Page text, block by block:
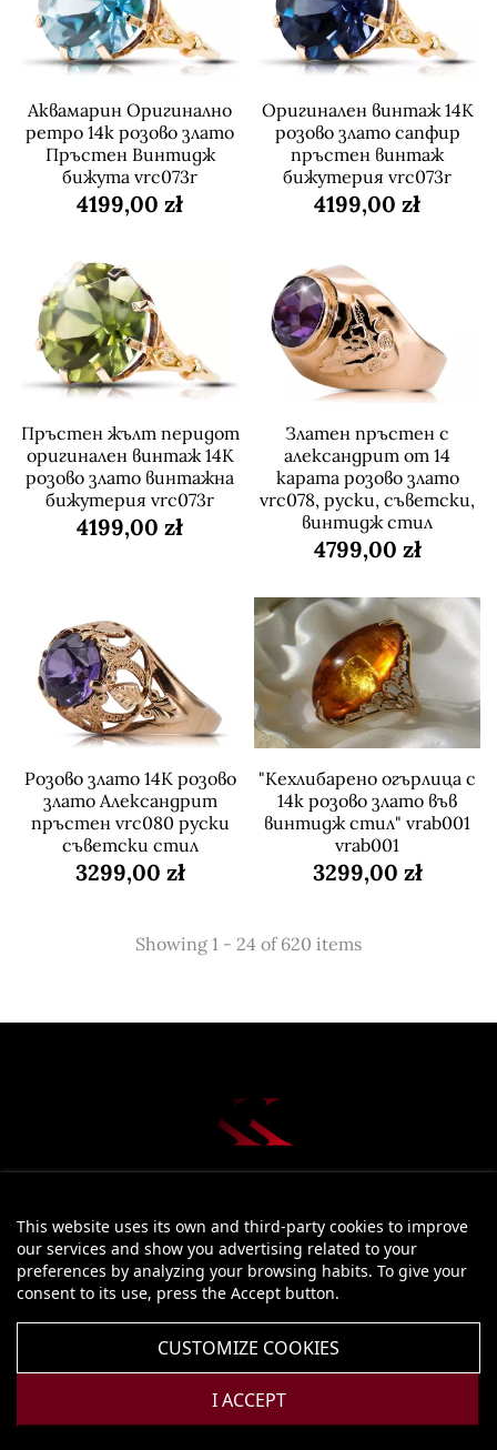
Аквамарин Оригинално
ретро 14k розово злато
Пръстен Винтидж
бижута vrc073r
4199,00 zł
Оригинален винтаж 14K
розово злато сапфир
пръстен винтаж
бижутерия vrc073r
4199,00 zł
Пръстен жълт перидот
оригинален винтаж 14K
розово злато винтажна
бижутерия vrc073r
4199,00 zł
Златен пръстен с
александрит от 14
карата розово злато
vrc078, руски, съветски,
винтидж стил
4799,00 zł
Розово злато 14K розово
злато Александрит
пръстен vrc080 руски
съветски стил
3299,00 zł
"Кехлибарено огърлица с
14k розово злато във
винтидж стил" vrab001
vrab001
3299,00 zł
Showing 1 - 24 of 620 items
STORE INFORMATION
PRODUCTS
OUR COMPANY 
YOUR ACCOUNT 
This website uses its own and third-party cookies to improve
our services and show you advertising related to your
preferences by analyzing your browsing habits. To give your
consent to its use, press the Accept button.
CUSTOMIZE COOKIES
I ACCEPT